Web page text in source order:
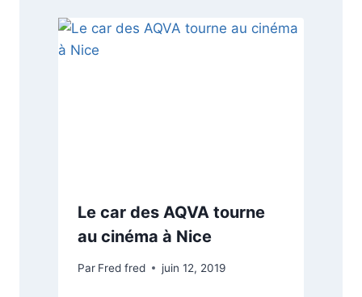
Le car des AQVA tourne
au cinéma à Nice
Par Fred fred juin 12, 2019